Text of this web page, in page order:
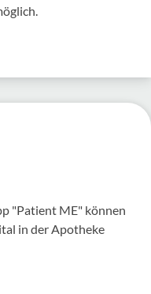
"Patient ME" können
in der Apotheke